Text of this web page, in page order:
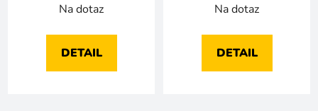
Na dotaz
DETAIL
Na dotaz
DETAIL